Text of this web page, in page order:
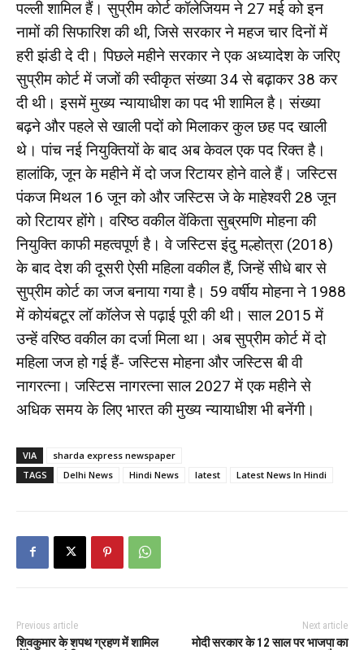
पल्ली शामिल हैं। सुप्रीम कोर्ट कॉलेजियम ने 27 मई को इन
नामों की सिफारिश की थी, जिसे सरकार ने महज चार दिनों में
हरी झंडी दे दी। पिछले महीने सरकार ने एक अध्यादेश के जरिए
सुप्रीम कोर्ट में जजों की स्वीकृत संख्या 34 से बढ़ाकर 38 कर
दी थी। इसमें मुख्य न्यायाधीश का पद भी शामिल है। संख्या
बढ़ने और पहले से खाली पदों को मिलाकर कुल छह पद खाली
थे। पांच नई नियुक्तियों के बाद अब केवल एक पद रिक्त है।
हालांकि, जून के महीने में दो जज रिटायर होने वाले हैं। जस्टिस
पंकज मिथल 16 जून को और जस्टिस जे के माहेश्वरी 28 जून
को रिटायर होंगे। वरिष्ठ वकील वेंकिता सुब्रमणि मोहना की
नियुक्ति काफी महत्वपूर्ण है। वे जस्टिस इंदु मल्होत्रा (2018)
के बाद देश की दूसरी ऐसी महिला वकील हैं, जिन्हें सीधे बार से
सुप्रीम कोर्ट का जज बनाया गया है। 59 वर्षीय मोहना ने 1988
में कोयंबटूर लॉ कॉलेज से पढ़ाई पूरी की थी। साल 2015 में
उन्हें वरिष्ठ वकील का दर्जा मिला था। अब सुप्रीम कोर्ट में दो
महिला जज हो गई हैं- जस्टिस मोहना और जस्टिस बी वी
नागरत्ना। जस्टिस नागरत्ना साल 2027 में एक महीने से
अधिक समय के लिए भारत की मुख्य न्यायाधीश भी बनेंगी।
VIA
sharda express newspaper
TAGS
Delhi News Hindi News latest Latest News In Hindi
Previous article
शिवकुमार के शपथ ग्रहण में शामिल
Next article
मोदी सरकार के 12 साल पर भाजपा का